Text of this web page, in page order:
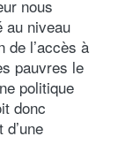
nous
au niveau
de l’accès à
pauvres le
politique
donc